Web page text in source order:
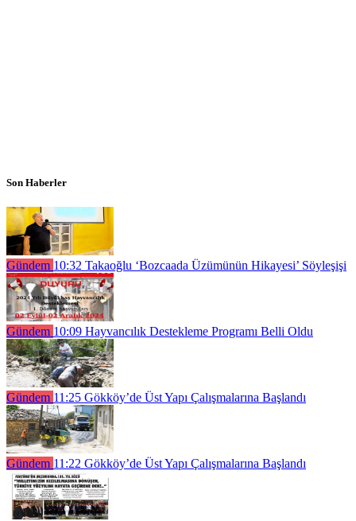
Son Haberler
Gündem 10:32 Takaoğlu ‘Bozcaada Üzümünün Hikayesi’ Söyleşişi
Gündem 10:09 Hayvancılık Destekleme Programı Belli Oldu
Gündem 11:25 Gökköy’de Üst Yapı Çalışmalarına Başlandı
Gündem 11:22 Gökköy’de Üst Yapı Çalışmalarına Başlandı